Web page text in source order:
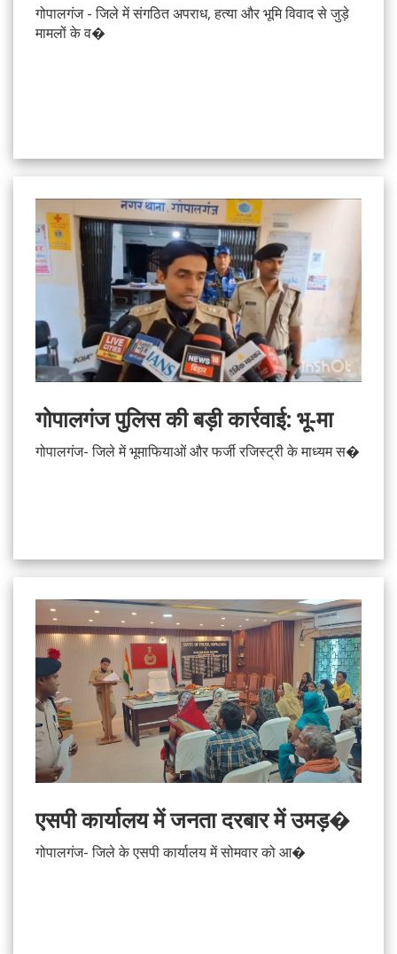
गोपालगंज - जिले में संगठित अपराध, हत्या और भूमि विवाद से जुड़े
मामलों के व�
गोपालगंज पुलिस की बड़ी कार्रवाई: भू-मा
गोपालगंज- जिले में भूमाफियाओं और फर्जी रजिस्ट्री के माध्यम स�
एसपी कार्यालय में जनता दरबार में उमड़�
गोपालगंज- जिले के एसपी कार्यालय में सोमवार को आ�